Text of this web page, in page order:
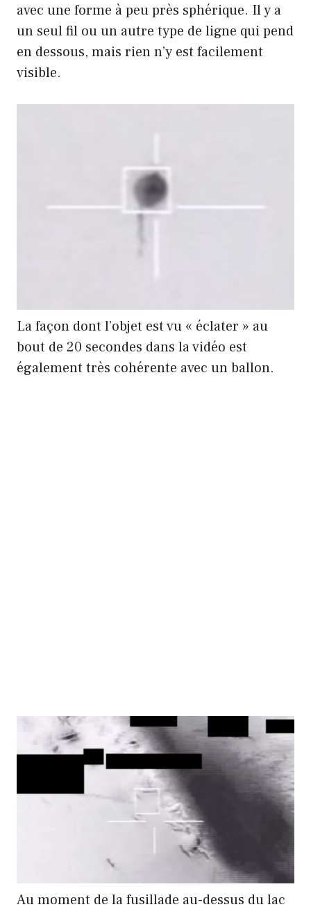
avec une forme à peu près sphérique. Il y a
un seul fil ou un autre type de ligne qui pend
en dessous, mais rien n’y est facilement
visible.
La façon dont l’objet est vu « éclater » au
bout de 20 secondes dans la vidéo est
également très cohérente avec un ballon.
Au moment de la fusillade au-dessus du lac